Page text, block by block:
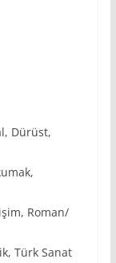
Dürüst,
Roman/
Türk Sanat